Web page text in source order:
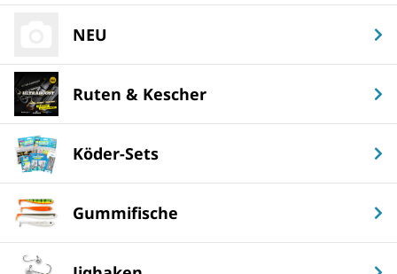
NEU
Ruten & Kescher
Köder-Sets
Gummifische